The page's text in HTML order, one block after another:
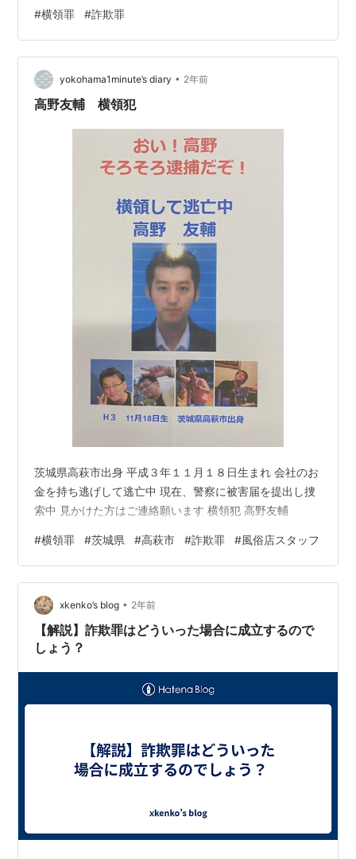
#横領罪 #詐欺罪
yokohama1minute’s diary • 2年前
高野友輔 横領犯
茨城県高萩市出身 平成３年１１月１８日生まれ 会社のお
金を持ち逃げして逃亡中 現在、警察に被害届を提出し捜
索中 見かけた方はご連絡願います 横領犯 高野友輔
#横領罪 #茨城県 #高萩市 #詐欺罪 #風俗店スタッフ
xkenko’s blog • 2年前
【解説】詐欺罪はどういった場合に成立するので
しょう？